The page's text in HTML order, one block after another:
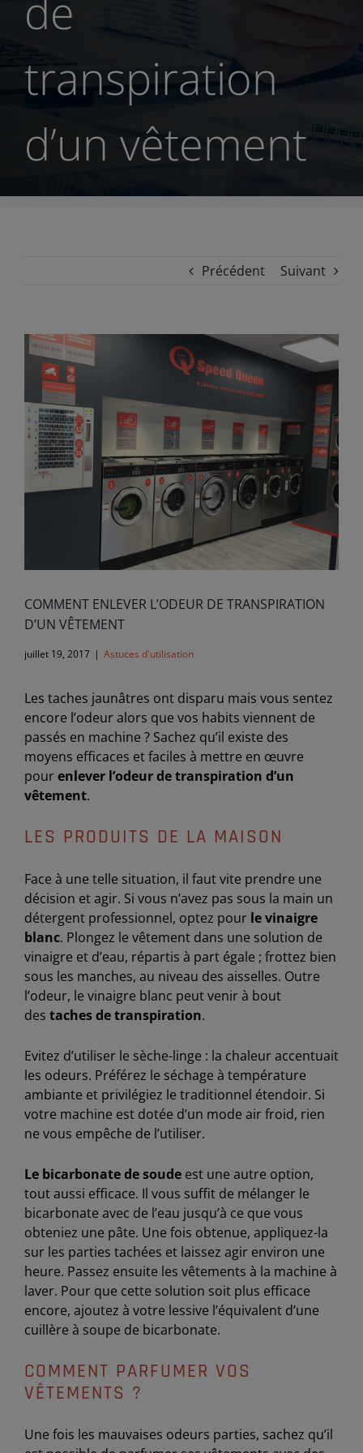
de
transpiration
d’un vêtement
Précédent Suivant
View
Larger
Image
COMMENT ENLEVER L’ODEUR DE TRANSPIRATION
D’UN VÊTEMENT
juillet 19, 2017 | Astuces d'utilisation
Les taches jaunâtres ont disparu mais vous sentez
encore l’odeur alors que vos habits viennent de
passés en machine ? Sachez qu’il existe des
moyens efficaces et faciles à mettre en œuvre
pourenlever l’odeur de transpiration d’un
vêtement.
LES PRODUITS DE LA MAISON
Face à une telle situation, il faut vite prendre une
décision et agir. Si vous n’avez pas sous la main un
détergent professionnel, optez pour le vinaigre
blanc. Plongez le vêtement dans une solution de
vinaigre et d’eau, répartis à part égale ; frottez bien
sous les manches, au niveau des aisselles. Outre
l’odeur, le vinaigre blanc peut venir à bout
des taches de transpiration.
Evitez d’utiliser le sèche-linge : la chaleur accentuait
les odeurs. Préférez le séchage à température
ambiante et privilégiez le traditionnel étendoir. Si
votre machine est dotée d’un mode air froid, rien
ne vous empêche de l’utiliser.
Le bicarbonate de soude est une autre option,
tout aussi efficace. Il vous suffit de mélanger le
bicarbonate avec de l’eau jusqu’à ce que vous
obteniez une pâte. Une fois obtenue, appliquez-la
sur les parties tachées et laissez agir environ une
heure. Passez ensuite les vêtements à la machine à
laver. Pour que cette solution soit plus efficace
encore, ajoutez à votre lessive l’équivalent d’une
cuillère à soupe de bicarbonate.
COMMENT PARFUMER VOS
VÊTEMENTS ?
Une fois les mauvaises odeurs parties, sachez qu’il